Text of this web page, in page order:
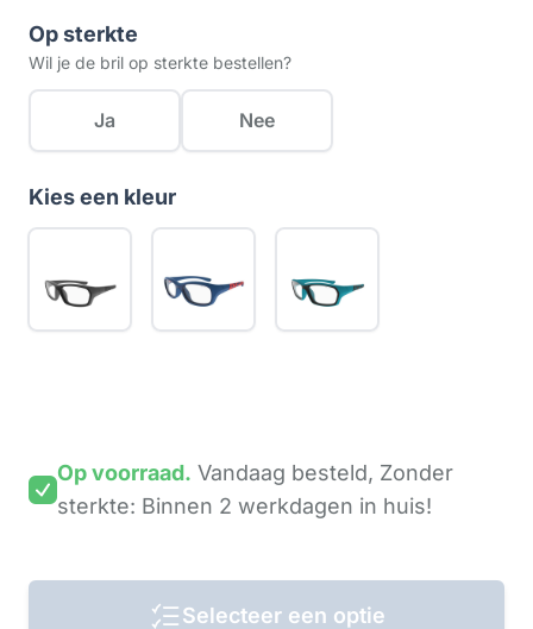
Op sterkte
Wil je de bril op sterkte bestellen?
Ja Nee
Kies een kleur
Op voorraad. Vandaag besteld, Zonder
sterkte: Binnen 2 werkdagen in huis!
Selecteer een optie